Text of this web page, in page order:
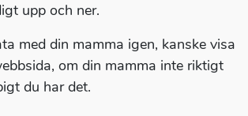
upp och ner.
med din mamma igen, kanske visa
om din mamma inte riktigt
du har det.